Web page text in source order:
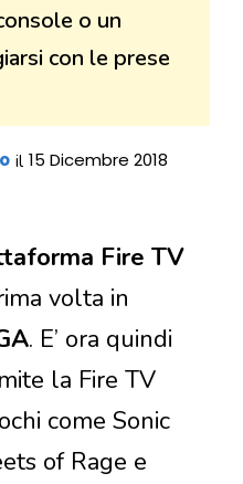
o un
con le prese
il 15 Dicembre 2018
Fire TV
volta in
. E’ ora quindi
la Fire TV
come Sonic
of Rage e